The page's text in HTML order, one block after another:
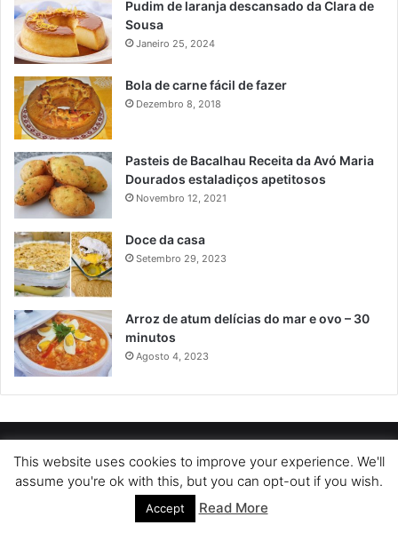
Pudim de laranja descansado da Clara de
Sousa
Janeiro 25, 2024
Bola de carne fácil de fazer
Dezembro 8, 2018
Pasteis de Bacalhau Receita da Avó Maria
Dourados estaladiços apetitosos
Novembro 12, 2021
Doce da casa
Setembro 29, 2023
Arroz de atum delícias do mar e ovo – 30
minutos
Agosto 4, 2023
POLÍTICA DE PRIVACIDADE SOBRE NÓS
POLÍTICA DE COOKIES
TERMOS DE USO
This website uses cookies to improve your experience. We'll
assume you're ok with this, but you can opt-out if you wish.
Accept Read More